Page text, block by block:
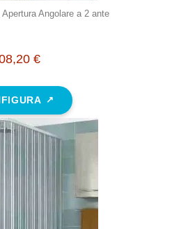
Angolare a 2 ante
€